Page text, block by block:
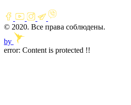
© 2020. Все права соблюдены.
by
error: Content is protected !!